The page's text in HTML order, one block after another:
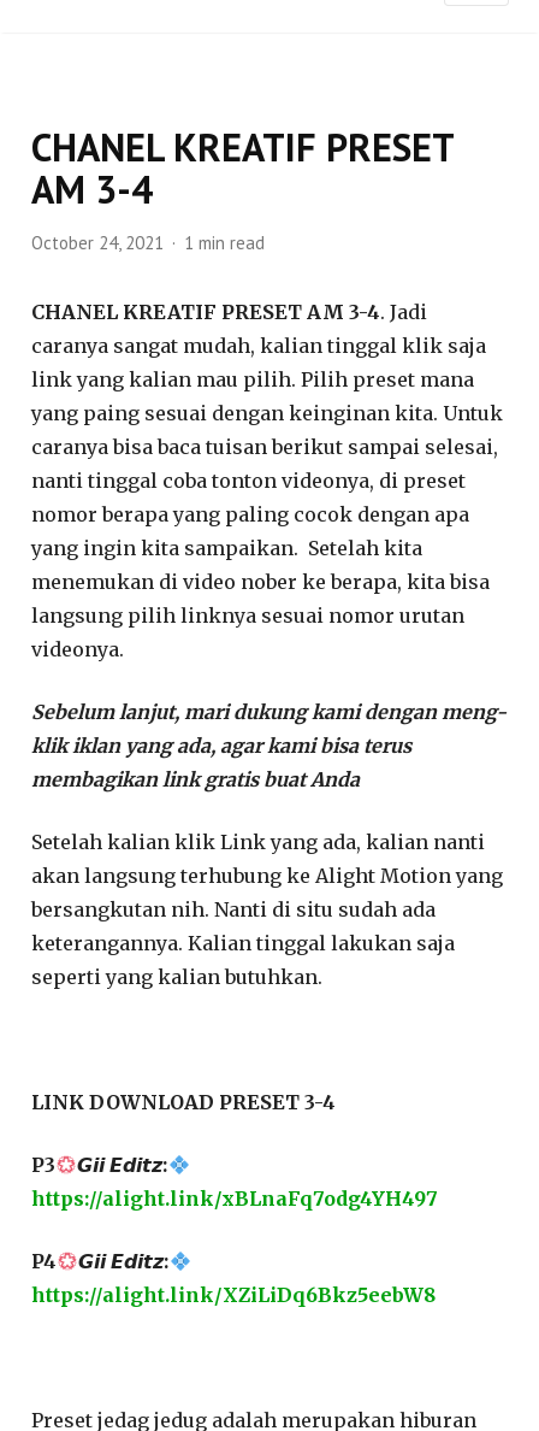
CHANEL KREATIF PRESET
AM 3-4
October 24, 2021 1 min read
CHANEL KREATIF PRESET AM 3-4. Jadi
caranya sangat mudah, kalian tinggal klik saja
link yang kalian mau pilih. Pilih preset mana
yang paing sesuai dengan keinginan kita. Untuk
caranya bisa baca tuisan berikut sampai selesai,
nanti tinggal coba tonton videonya, di preset
nomor berapa yang paling cocok dengan apa
yang ingin kita sampaikan. Setelah kita
menemukan di video nober ke berapa, kita bisa
langsung pilih linknya sesuai nomor urutan
videonya.
Sebelum lanjut, mari dukung kami dengan meng-
klik iklan yang ada, agar kami bisa terus
membagikan link gratis buat Anda
Setelah kalian klik Link yang ada, kalian nanti
akan langsung terhubung ke Alight Motion yang
bersangkutan nih. Nanti di situ sudah ada
keterangannya. Kalian tinggal lakukan saja
seperti yang kalian butuhkan.
LINK DOWNLOAD PRESET 3-4
P3
𝙂𝙞𝙞 𝙀𝙙𝙞𝙩𝙯:
https://alight.link/xBLnaFq7odg4YH497
P4
𝙂𝙞𝙞 𝙀𝙙𝙞𝙩𝙯:
https://alight.link/XZiLiDq6Bkz5eebW8
Preset jedag jedug adalah merupakan hiburan